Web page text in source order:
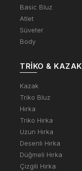
Basic Bluz
Atlet
Süveter
Body
TRIKO & KAZAK
Kazak
Triko Bluz
Hırka
Triko Hırka
Uzun Hırka
Desenli Hırka
Düğmeli Hırka
Çizgili Hırka